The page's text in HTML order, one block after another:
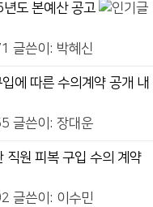
도 본예산 공고
글쓴이: 박혜신
에 따른 수의계약 공개 내
글쓴이: 장대운
원 피복 구입 수의 계약
글쓴이: 이수민